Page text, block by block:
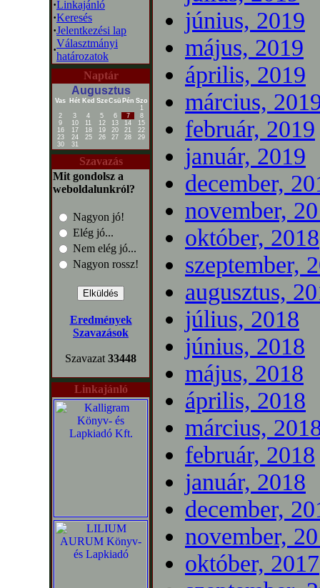
·Linkajánló
·Keresés
·Jelentkezési lap
·
Választmányi
határozatok
Naptár
Augusztus
Vas Hét Ked SzeCsü Pén Szo
1
2
3 4 5 6 7
8
9
10 11 12 13 14
15
16
17 18 19 20 21
22
23
24 25 26 27 28
29
30
31
Szavazás
Mit gondolsz a
weboldalunkról?
Nagyon jó!
Elég jó...
Nem elég jó...
Nagyon rossz!
Eredmények
Szavazások
Szavazat 33448
Linkajánló
június, 2019
május, 2019
április, 2019
március,
február, 2019
január, 2019
december,
november,
október, 2018
szeptember,
augusztus,
július, 2018
június, 2018
május, 2018
április, 2018
március,
február, 2018
január, 2018
december,
november,
október, 2017